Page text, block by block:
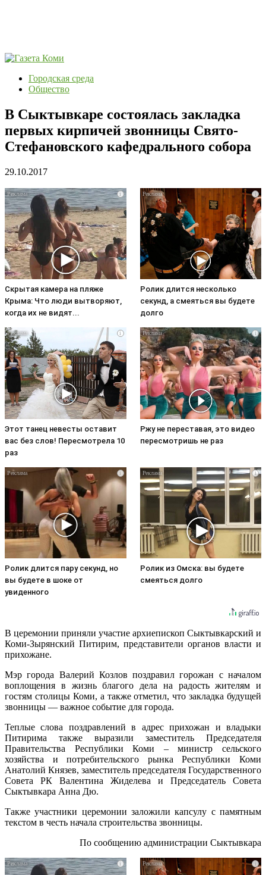
Городская среда
Общество
В Сыктывкаре состоялась закладка
первых кирпичей звонницы Свято-
Стефановского кафедрального собора
29.10.2017
i
Скрытая камера на пляже
Крыма: Что люди вытворяют,
когда их не видят...
i
Ролик длится несколько
секунд, а смеяться вы будете
долго
i
Этот танец невесты оставит
вас без слов! Пересмотрела 10
раз
i
Ржу не переставая, это видео
пересмотришь не раз
i
Ролик длится пару секунд, но
вы будете в шоке от
увиденного
i
Ролик из Омска: вы будете
смеяться долго
В церемонии приняли участие архиепископ Сыктывкарский и
Коми-Зырянский Питирим, представители органов власти и
прихожане.
Мэр города Валерий Козлов поздравил горожан с началом
воплощения в жизнь благого дела на радость жителям и
гостям столицы Коми, а также отметил, что закладка будущей
звонницы — важное событие для города.
Теплые слова поздравлений в адрес прихожан и владыки
Питирима также выразили заместитель Председателя
Правительства Республики Коми – министр сельского
хозяйства и потребительского рынка Республики Коми
Анатолий Князев, заместитель председателя Государственного
Совета РК Валентина Жиделева и Председатель Совета
Сыктывкара Анна Дю.
Также участники церемонии заложили капсулу с памятным
текстом в честь начала строительства звонницы.
По сообщению администрации Сыктывкара
i i